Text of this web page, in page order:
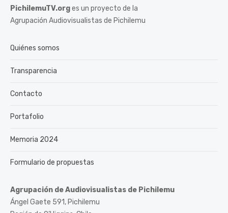
PichilemuTV.orges un proyecto de la
Agrupación Audiovisualistas de Pichilemu
Quiénes somos
Transparencia
Contacto
Portafolio
Memoria 2024
Formulario de propuestas
Agrupación de Audiovisualistas de Pichilemu
Ángel Gaete 591, Pichilemu